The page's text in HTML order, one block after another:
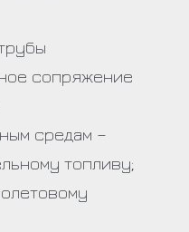
сопряжение
средам –
топливу;